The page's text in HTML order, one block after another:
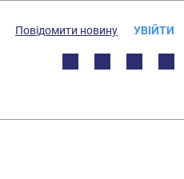
Повідомити новину УВІЙТИ